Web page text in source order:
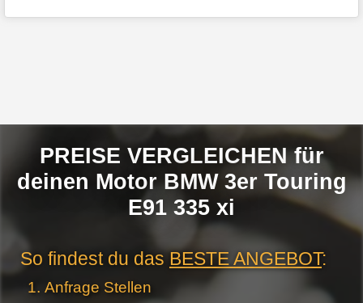
PREISE VERGLEICHEN für
deinen Motor BMW 3er Touring
E91 335 xi
So findest du dasBESTE ANGEBOT:
Anfrage Stellen